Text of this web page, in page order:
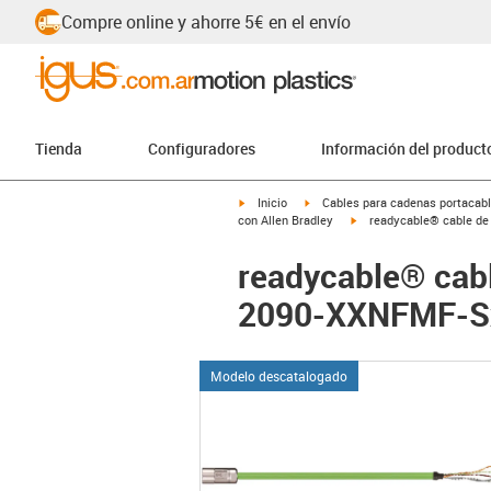
Compre online y ahorre 5€ en el envío
Tienda Configuradores Información del
igus-icon-arrow-right
Inicio igus-icon-arrow-right
Cables para cadenas
con Allen Bradley
igus-icon-arrow-right
readycable® cable de
readycable®
2090-XXNFMF-
Modelo descatalogado